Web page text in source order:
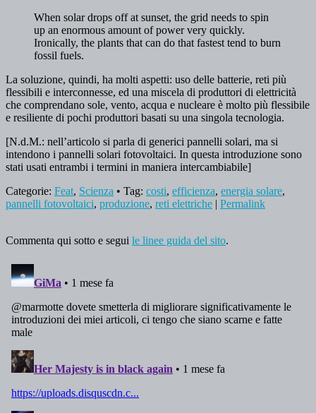
When solar drops off at sunset, the grid needs to spin
up an enormous amount of power very quickly.
Ironically, the plants that can do that fastest tend to burn
fossil fuels.
La soluzione, quindi, ha molti aspetti: uso delle batterie, reti più
flessibili e interconnesse, ed una miscela di produttori di elettricità
che comprendano sole, vento, acqua e nucleare è molto più flessibile
e resiliente di pochi produttori basati su una singola tecnologia.
[N.d.M.: nell’articolo si parla di generici pannelli solari, ma si
intendono i pannelli solari fotovoltaici. In questa introduzione sono
stati usati entrambi i termini in maniera intercambiabile]
Categorie: Feat, Scienza • Tag: costi, efficienza, energia solare,
pannelli fotovoltaici, produzione, reti elettriche | Permalink
Commenta qui sotto e segui le linee guida del sito.